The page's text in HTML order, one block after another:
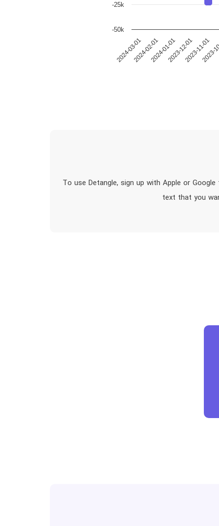
2024-03-012024-02-012024-01-012023-12-012023-11-01
-50k
-25k
To use Detangle, sign up with Apple or
text that you